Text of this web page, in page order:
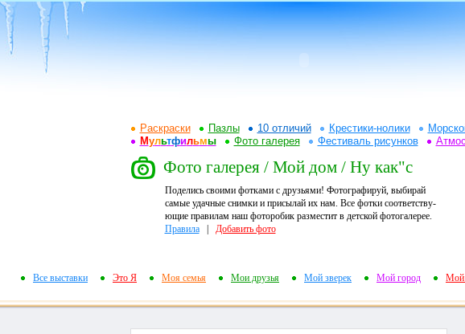
Раскраски Пазлы 10 отличий Крестики-нолики
Мультфильмы Фото галерея Фестиваль рисунков
Фото галерея / Мой дом / Ну как"с
Поделись своими фотками с друзьями! Фотографируй, выбирай
самые удачные снимки и присылай их нам. Все фотки соответству-
ющие правилам наш фоторобик разместит в детской фотогалерее.
Правила| Добавить фото
Все выставки Это Я Моя семья Мои друзья Мой зверек Мой город Мой